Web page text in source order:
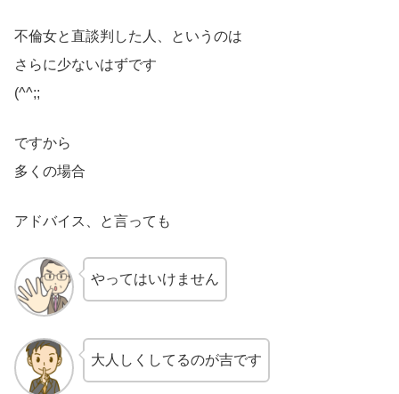
不倫女と直談判した人、というのは
さらに少ないはずです
(^^;;
ですから
多くの場合
アドバイス、と言っても
やってはいけません
大人しくしてるのが吉です